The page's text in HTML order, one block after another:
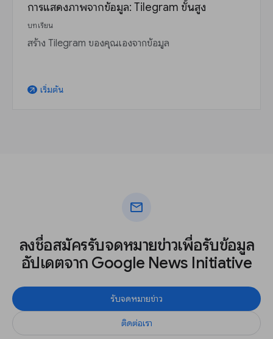
การแสดงภาพจากข้อมูล: Tilegram ขั้นสูง
บทเรียน
สร้าง Tilegram ของคุณเองจากข้อมูล
arrow_outward เริ่มต้น
mail
ลงชื่อสมัครรับจดหมายข่าวเพื่อรับข้อมูล
อัปเดตจาก Google News Initiative
รับจดหมายข่าว
ติดต่อเรา